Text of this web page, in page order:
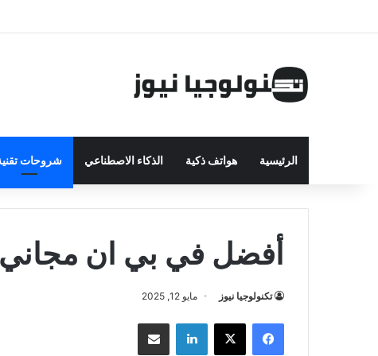
الرئيسية هواتف ذكية الذكاء الاصطناعي شروحات
أفضل في بي ان مجاني
تكنولوجيا نيوز مايو 12, 2025
فيسبوك ‫X لينكدإن مشاركة بالبريد الإلكتروني